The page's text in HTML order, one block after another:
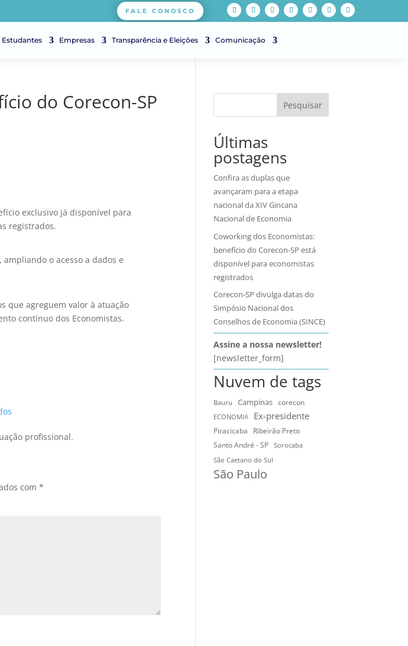
FALE CONOSCO
Estudantes Empresas Transparência e Eleições Comunicação
do Corecon-SP
exclusivo já disponível para
registrados.
o acesso a dados e
que agreguem valor à atuação
contínuo dos Economistas.
profissional.
com*
Pesquisar
Últimas
postagens
Confira as duplas que
avançaram para a etapa
nacional da XIV Gincana
Nacional de Economia
Coworking dos Economistas:
benefício do Corecon-SP está
disponível para economistas
registrados
Corecon-SP divulga datas do
Simpósio Nacional dos
Conselhos de Economia (SINCE)
Assine a nossa newsletter!
[newsletter_form]
Nuvem de tags
Bauru Campinas
corecon
ECONOMIA
Ex-presidente
Piracicaba
Ribeirão Preto
Santo André - SP
Sorocaba
São Caetano do Sul
São Paulo